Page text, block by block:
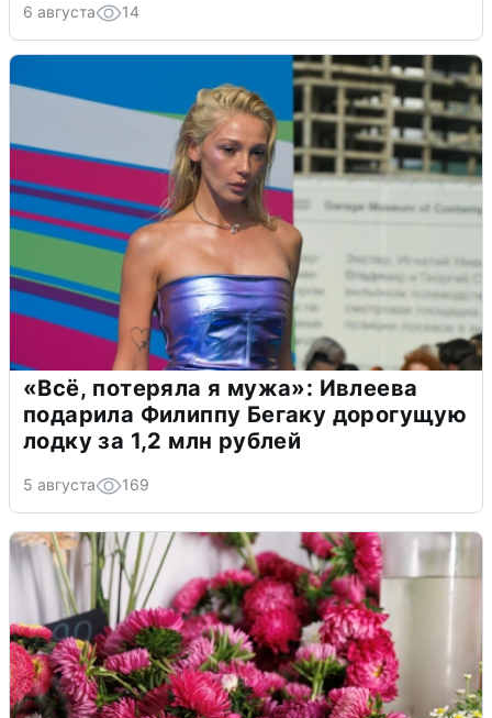
6 августа 14
«Всё, потеряла я мужа»: Ивлеева
подарила Филиппу Бегаку дорогущую
лодку за 1,2 млн рублей
5 августа 169